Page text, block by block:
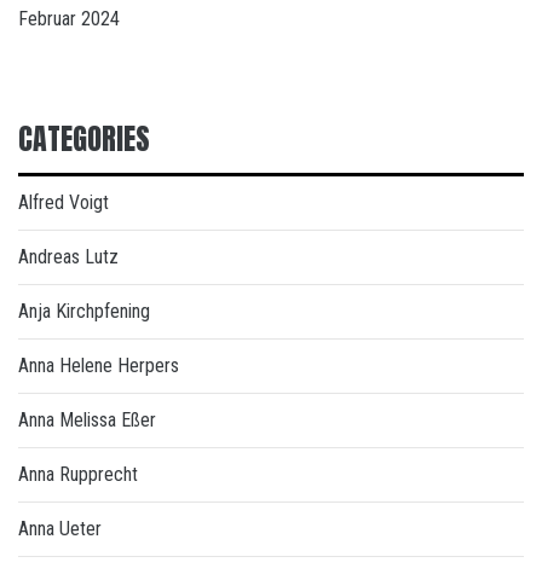
Februar 2024
CATEGORIES
Alfred Voigt
Andreas Lutz
Anja Kirchpfening
Anna Helene Herpers
Anna Melissa Eßer
Anna Rupprecht
Anna Ueter